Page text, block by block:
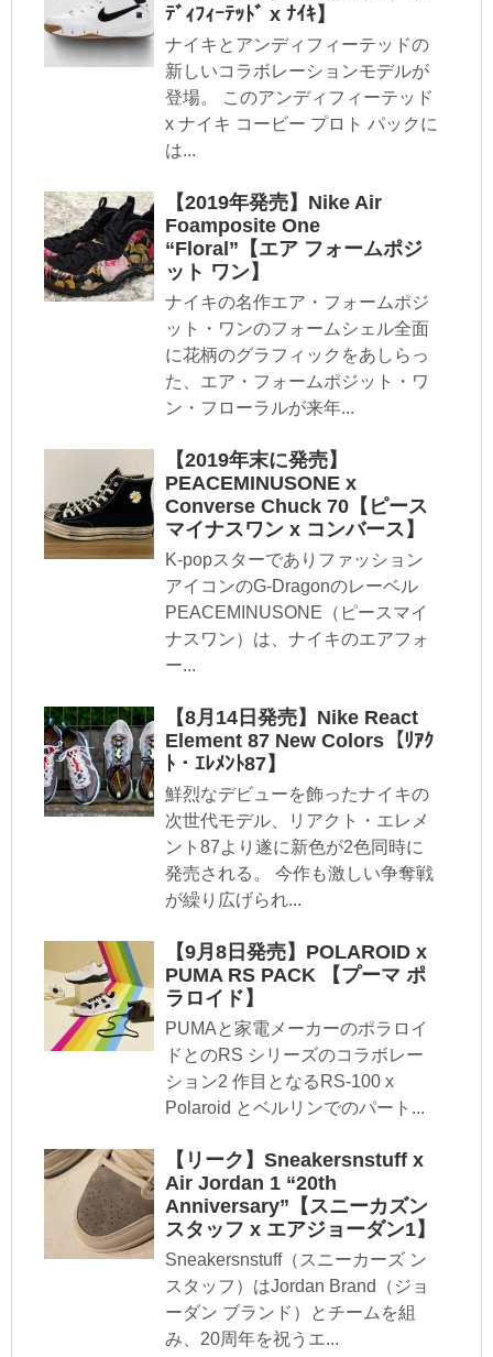
ﾃﾞｨﾌｨｰﾃｯﾄﾞ x ﾅｲｷ】
ナイキとアンディフィーテッドの
新しいコラボレーションモデルが
登場。 このアンディフィーテッド
x ナイキ コービー プロト パックに
は...
【2019年発売】Nike Air
Foamposite One
“Floral”【エア フォームポジ
ット ワン】
ナイキの名作エア・フォームポジ
ット・ワンのフォームシェル全面
に花柄のグラフィックをあしらっ
た、エア・フォームポジット・ワ
ン・フローラルが来年...
【2019年末に発売】
PEACEMINUSONE x
Converse Chuck 70【ピース
マイナスワン x コンバース】
K-popスターでありファッション
アイコンのG-Dragonのレーベル
PEACEMINUSONE（ピースマイ
ナスワン）は、ナイキのエアフォ
ー...
【8月14日発売】Nike React
Element 87 New Colors【ﾘｱｸ
ﾄ・ｴﾚﾒﾝﾄ87】
鮮烈なデビューを飾ったナイキの
次世代モデル、リアクト・エレメ
ント87より遂に新色が2色同時に
発売される。 今作も激しい争奪戦
が繰り広げられ...
【9月8日発売】POLAROID x
PUMA RS PACK 【プーマ ポ
ラロイド】
PUMAと家電メーカーのポラロイ
ドとのRS シリーズのコラボレー
ション2 作目となるRS-100 x
Polaroid とベルリンでのパート...
【リーク】Sneakersnstuff x
Air Jordan 1 “20th
Anniversary”【スニーカズン
スタッフ x エアジョーダン1】
Sneakersnstuff（スニーカーズ ン
スタッフ）はJordan Brand（ジョ
ーダン ブランド）とチームを組
み、20周年を祝うエ...